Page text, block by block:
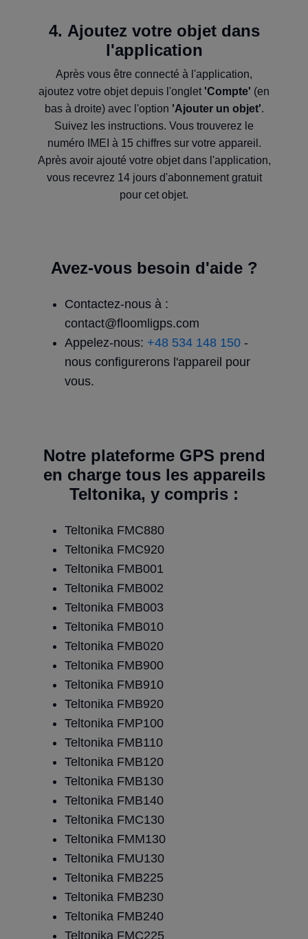
4. Ajoutez votre objet dans
l'application
Après vous être connecté à l'application,
ajoutez votre objet depuis l'onglet 'Compte' (en
bas à droite) avec l'option 'Ajouter un objet'.
Suivez les instructions. Vous trouverez le
numéro IMEI à 15 chiffres sur votre appareil.
Après avoir ajouté votre objet dans l'application,
vous recevrez 14 jours d'abonnement gratuit
pour cet objet.
Avez-vous besoin d'aide ?
Contactez-nous à :
contact@floomligps.com
Appelez-nous: +48 534 148 150 -
nous configurerons l'appareil pour
vous.
Notre plateforme GPS prend
en charge tous les appareils
Teltonika, y compris :
Teltonika FMC880
Teltonika FMC920
Teltonika FMB001
Teltonika FMB002
Teltonika FMB003
Teltonika FMB010
Teltonika FMB020
Teltonika FMB900
Teltonika FMB910
Teltonika FMB920
Teltonika FMP100
Teltonika FMB110
Teltonika FMB120
Teltonika FMB130
Teltonika FMB140
Teltonika FMC130
Teltonika FMM130
Teltonika FMU130
Teltonika FMB225
Teltonika FMB230
Teltonika FMB240
Teltonika FMC225